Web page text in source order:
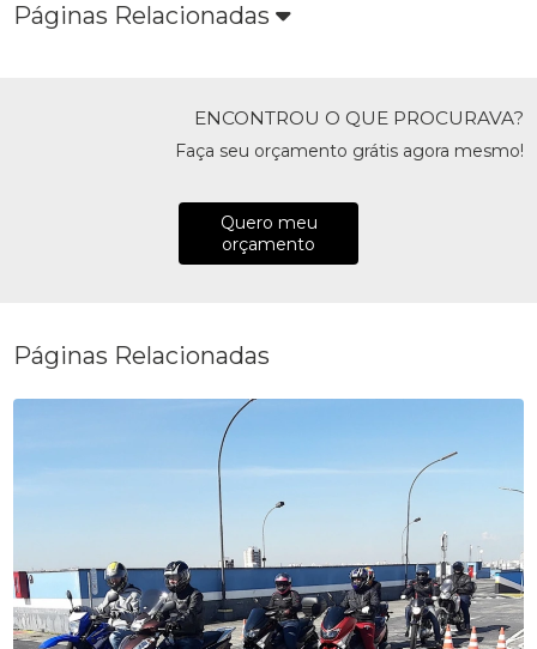
Páginas Relacionadas
ENCONTROU O QUE PROCURAVA?
Faça seu orçamento grátis agora mesmo!
Quero meu
orçamento
Páginas Relacionadas